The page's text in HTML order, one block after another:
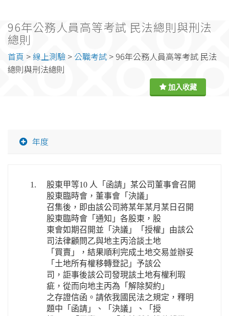
96年公務人員高等考試 民法總則與刑法
總則
首頁 >線上測驗 > 公職考試 > 96年公務人員高等考試 民法
總則與刑法總則
年度
1.
股東甲等10 人「函請」某公司董事會召開
股東臨時會，董事會「決議」
召集後，即由該公司將某年某月某日召開
股東臨時會「通知」各股東，股
東會如期召開並「決議」「授權」由該公
司法律顧問乙與地主丙洽談土地
「買賣」，結果順利完成土地交易並辦妥
「土地所有權移轉登記」予該公
司，詎事後該公司發現該土地有權利瑕
疵，從而向地主丙為「解除契約」
之存證信函。請依我國民法之規定，釋明
題中「函請」、「決議」、「授